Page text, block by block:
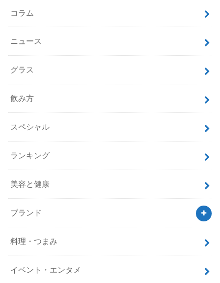
コラム
ニュース
グラス
飲み方
スペシャル
ランキング
美容と健康
ブランド
料理・つまみ
イベント・エンタメ